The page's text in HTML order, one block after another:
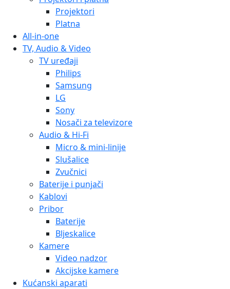
Projektori
Platna
All-in-one
TV, Audio & Video
TV uređaji
Philips
Samsung
LG
Sony
Nosači za televizore
Audio & Hi-Fi
Micro & mini-linije
Slušalice
Zvučnici
Baterije i punjači
Kablovi
Pribor
Baterije
Bljeskalice
Kamere
Video nadzor
Akcijske kamere
Kućanski aparati